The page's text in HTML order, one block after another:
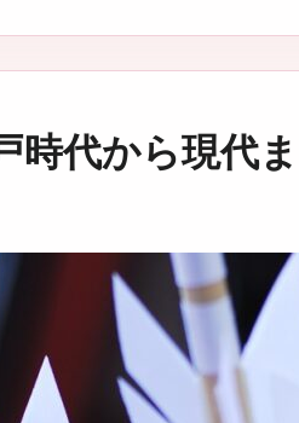
時代から現代